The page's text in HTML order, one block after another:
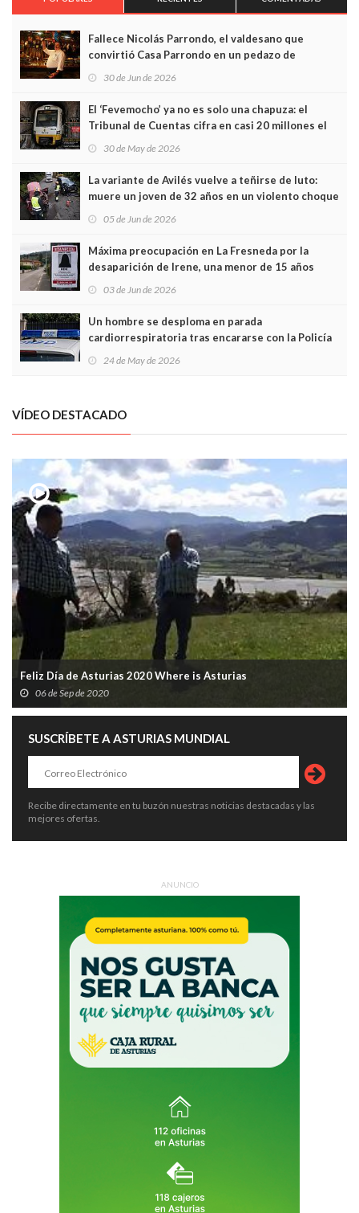
Fallece Nicolás Parrondo, el valdesano que
convirtió Casa Parrondo en un pedazo de
Asturias en Madrid
30 de Jun de 2026
El ‘Fevemocho’ ya no es solo una chapuza: el
Tribunal de Cuentas cifra en casi 20 millones el
sobrecoste de los trenes que no cabían por los
30 de May de 2026
La variante de Avilés vuelve a teñirse de luto:
muere un joven de 32 años en un violento choque
frontal
05 de Jun de 2026
Máxima preocupación en La Fresneda por la
desaparición de Irene, una menor de 15 años
03 de Jun de 2026
Un hombre se desploma en parada
cardiorrespiratoria tras encararse con la Policía
Local en Luanco
24 de May de 2026
VÍDEO DESTACADO
Feliz Día de Asturias 2020 Where is Asturias
06 de Sep de 2020
SUSCRÍBETE A ASTURIAS MUNDIAL
Recibe directamente en tu buzón nuestras noticias destacadas y las
mejores ofertas.
ANUNCIO